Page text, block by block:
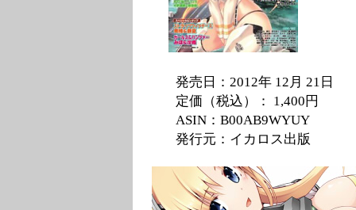
発売日：2012年 12月 21日
定価（税込）： 1,400円
ASIN：B00AB9WYUY
発行元：イカロス出版